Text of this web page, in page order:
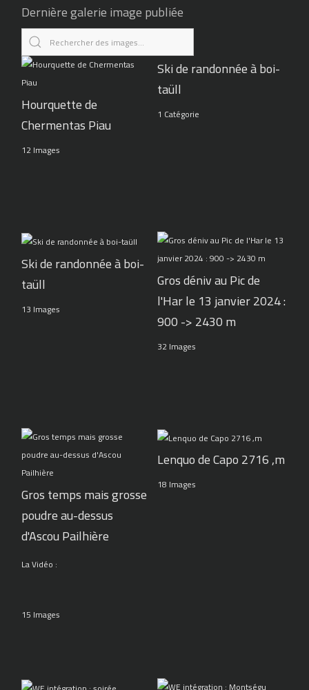
Dernière galerie image publiée
Hourquette de
Chermentas Piau
12 Images
Ski de randonnée à boi-
taüll
1 Catégorie
Ski de randonnée à boi-
taüll
13 Images
Gros déniv au Pic de
l'Har le 13 janvier 2024 :
900 -> 2430 m
32 Images
Gros temps mais grosse
poudre au-dessus
d'Ascou Pailhière
La Vidéo :
15 Images
Lenquo de Capo 2716 ,m
18 Images